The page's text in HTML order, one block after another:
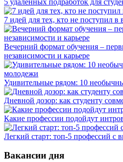
7 идей для тех, кто не поступил в
Вечерний формат обучения –
независимости и карьере
Удивительные рядом: 10
Дневной дозор: как студенту
Какие профессии подойдут
Легкий старт: топ-5 профессий с
Вакансии дня